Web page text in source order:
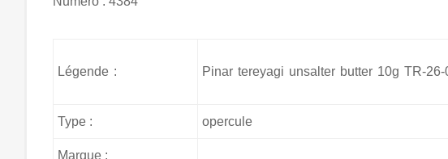
Légende : Pinar tereyagi unsalter butter 10g TR-26-
Type : opercule
Marque :